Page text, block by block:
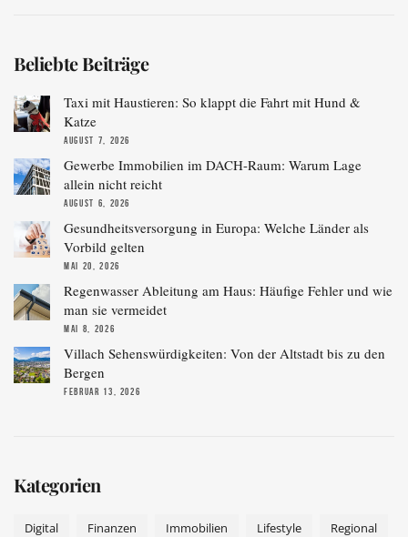
Beliebte Beiträge
Taxi mit Haustieren: So klappt die Fahrt mit Hund &
Katze
AUGUST 7, 2026
Gewerbe Immobilien im DACH-Raum: Warum Lage
allein nicht reicht
AUGUST 6, 2026
Gesundheitsversorgung in Europa: Welche Länder als
Vorbild gelten
MAI 20, 2026
Regenwasser Ableitung am Haus: Häufige Fehler und wie
man sie vermeidet
MAI 8, 2026
Villach Sehenswürdigkeiten: Von der Altstadt bis zu den
Bergen
FEBRUAR 13, 2026
Kategorien
Digital Finanzen Immobilien Lifestyle Regional